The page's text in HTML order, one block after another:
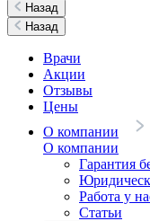
Назад
Назад
Врачи
Акции
Отзывы
Цены
О компании
О компании
Гарантия
Работа у
Статьи